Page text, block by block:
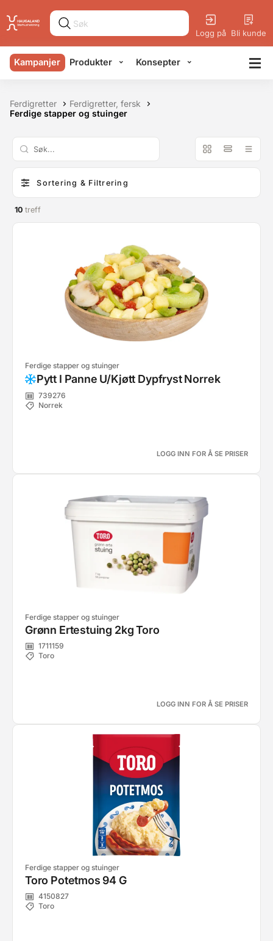
Logg på Bli kunde
Kampanjer Produkter Konsepter
Ferdigretter
Ferdigretter, fersk
Ferdige stapper og stuinger
Sortering & Filtrering
10 treff
Ferdige stapper og stuinger
Pytt I Panne U/Kjøtt Dypfryst Norrek
739276
Norrek
LOGG INN FOR Å SE PRISER
Ferdige stapper og stuinger
Grønn Ertestuing 2kg Toro
1711159
Toro
LOGG INN FOR Å SE PRISER
Ferdige stapper og stuinger
Toro Potetmos 94 G
4150827
Toro